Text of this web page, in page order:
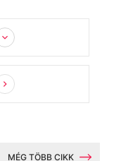
MÉG TÖBB CIKK